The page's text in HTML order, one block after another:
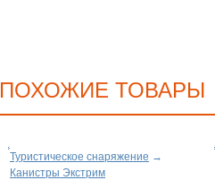
ПОХОЖИЕ ТОВАРЫ
Туристическое снаряжение →
Канистры Экстрим